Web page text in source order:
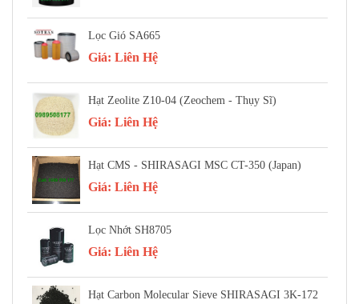
Lọc Gió SA665
Giá: Liên Hệ
Hạt Zeolite Z10-04 (Zeochem - Thụy Sĩ)
Giá: Liên Hệ
Hạt CMS - SHIRASAGI MSC CT-350 (Japan)
Giá: Liên Hệ
Lọc Nhớt SH8705
Giá: Liên Hệ
Hạt Carbon Molecular Sieve SHIRASAGI 3K-172